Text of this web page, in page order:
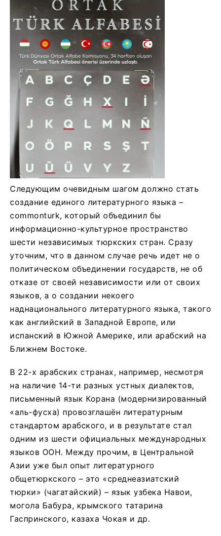
Следующим очевидным шагом должно стать
создание единого литературного языка –
commonturk, который объединил бы
информационно-культурное пространство
шести независимых тюркских стран. Сразу
уточним, что в данном случае речь идет не о
политическом объединении государств, не об
отказе от своей независимости или от своих
языков, а о создании некоего
наднационального литературного языка, такого
как английский в Западной Европе, или
испанский в Южной Америке, или арабский на
Ближнем Востоке.
В 22-х арабских странах, например, несмотря
на наличие 14-ти разных устных диалектов,
письменный язык Корана (модернизированный
«аль-фусха) провозглашён литературным
стандартом арабского, и в результате стал
одним из шести официальных международных
языков ООН. Между прочим, в Центральной
Азии уже был опыт литературного
общетюркского – это «среднеазиатский
тюрки» (чагатайский) – язык узбека Навои,
могола Бабура, крымского татарина
Гаспринского, казаха Чокая и др.